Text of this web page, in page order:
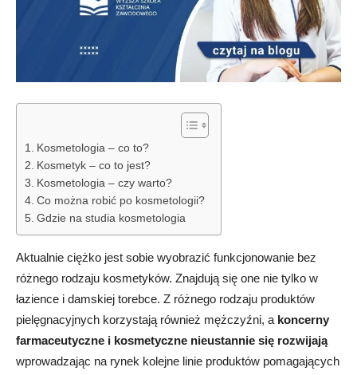
Kosmetologia – co to?
Kosmetyk – co to jest?
Kosmetologia – czy warto?
Co można robić po kosmetologii?
Gdzie na studia kosmetologia
Aktualnie ciężko jest sobie wyobrazić funkcjonowanie bez
różnego rodzaju kosmetyków. Znajdują się one nie tylko w
łazience i damskiej torebce. Z różnego rodzaju produktów
pielęgnacyjnych korzystają również mężczyźni, a koncerny
farmaceutyczne i kosmetyczne nieustannie się rozwijają
wprowadzając na rynek kolejne linie produktów pomagających